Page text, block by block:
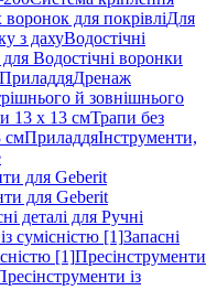
для покрівліДля
з дахуВодостічні
для Водостічні воронки
ПриладдяДренаж
й зовнішнього
13 x 13 смТрапи без
смПриладдяІнструменти,
для Geberit
для Geberit
деталі для Ручні
сумісністю [1]Запасні
[1]Пресінструменти
із